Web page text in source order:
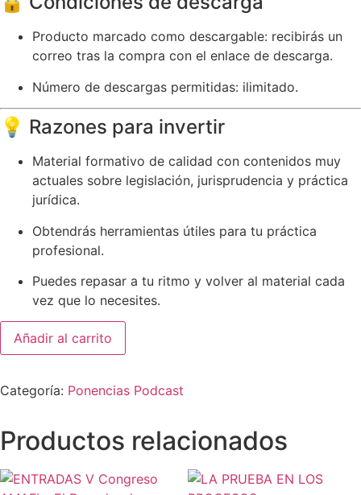
Producto marcado como descargable: recibirás un
correo tras la compra con el enlace de descarga.
Número de descargas permitidas: ilimitado.
💡 Razones para invertir
Material formativo de calidad con contenidos muy
actuales sobre legislación, jurisprudencia y práctica
jurídica.
Obtendrás herramientas útiles para tu práctica
profesional.
Puedes repasar a tu ritmo y volver al material cada
vez que lo necesites.
V
CONGRESO
AMAFI:
EN
SUCESORIO
POR
RAFAEL
CARLOS
Añadir al carrito
Categoría: Ponencias Podcast
Productos relacionados